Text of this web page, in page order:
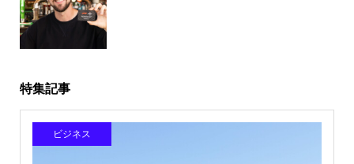
特集記事
ビジネス